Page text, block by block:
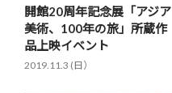
開館20周年記念展「アジア
美術、100年の旅」所蔵作
品上映イベント
2019.11.3 (日）